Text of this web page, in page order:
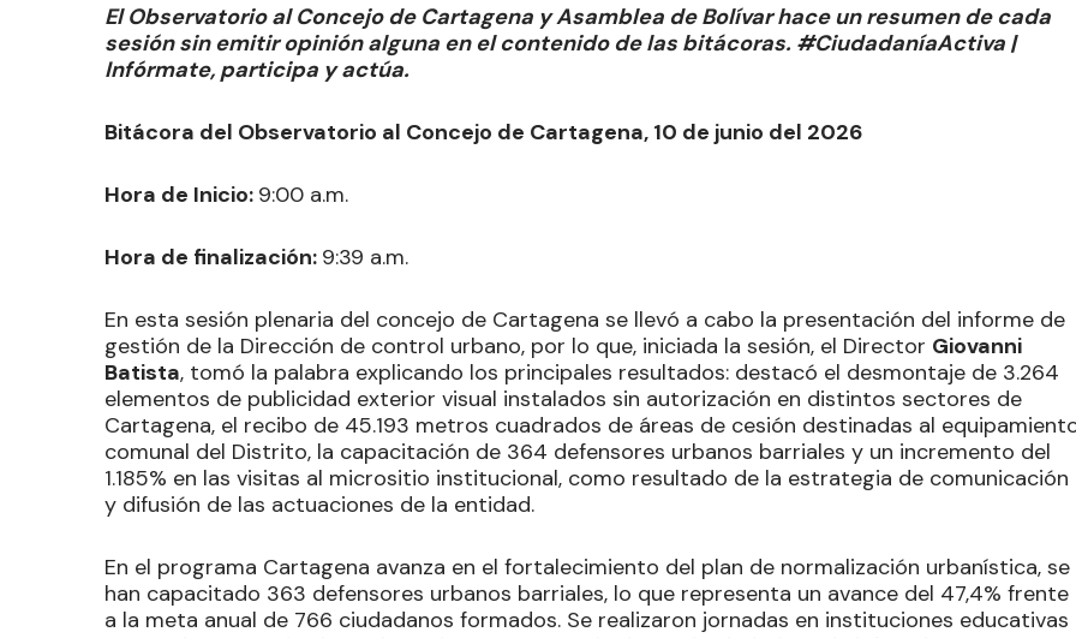
El Observatorio al Concejo de Cartagena y Asamblea de Bolívar hace un resumen de cada
sesión sin emitir opinión alguna en el contenido de las bitácoras. #CiudadaníaActiva |
Infórmate, participa y actúa.
Bitácora del Observatorio al Concejo de Cartagena, 10 de junio del 2026
Hora de Inicio: 9:00 a.m.
Hora de finalización: 9:39 a.m.
En esta sesión plenaria del concejo de Cartagena se llevó a cabo la presentación del informe de
gestión de la Dirección de control urbano, por lo que, iniciada la sesión, el Director Giovanni
Batista, tomó la palabra explicando los principales resultados: destacó el desmontaje de 3.264
elementos de publicidad exterior visual instalados sin autorización en distintos sectores de
Cartagena, el recibo de 45.193 metros cuadrados de áreas de cesión destinadas al
comunal del Distrito, la capacitación de 364 defensores urbanos barriales y un incremento del
1.185% en las visitas al micrositio institucional, como resultado de la estrategia de comunicación
y difusión de las actuaciones de la entidad.
En el programa Cartagena avanza en el fortalecimiento del plan de normalización urbanística, se
han capacitado 363 defensores urbanos barriales, lo que representa un avance del 47,4% frente
a la meta anual de 766 ciudadanos formados. Se realizaron jornadas en instituciones educativas